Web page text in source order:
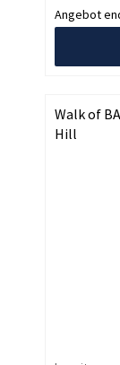
Angebot
Walk of
Hill